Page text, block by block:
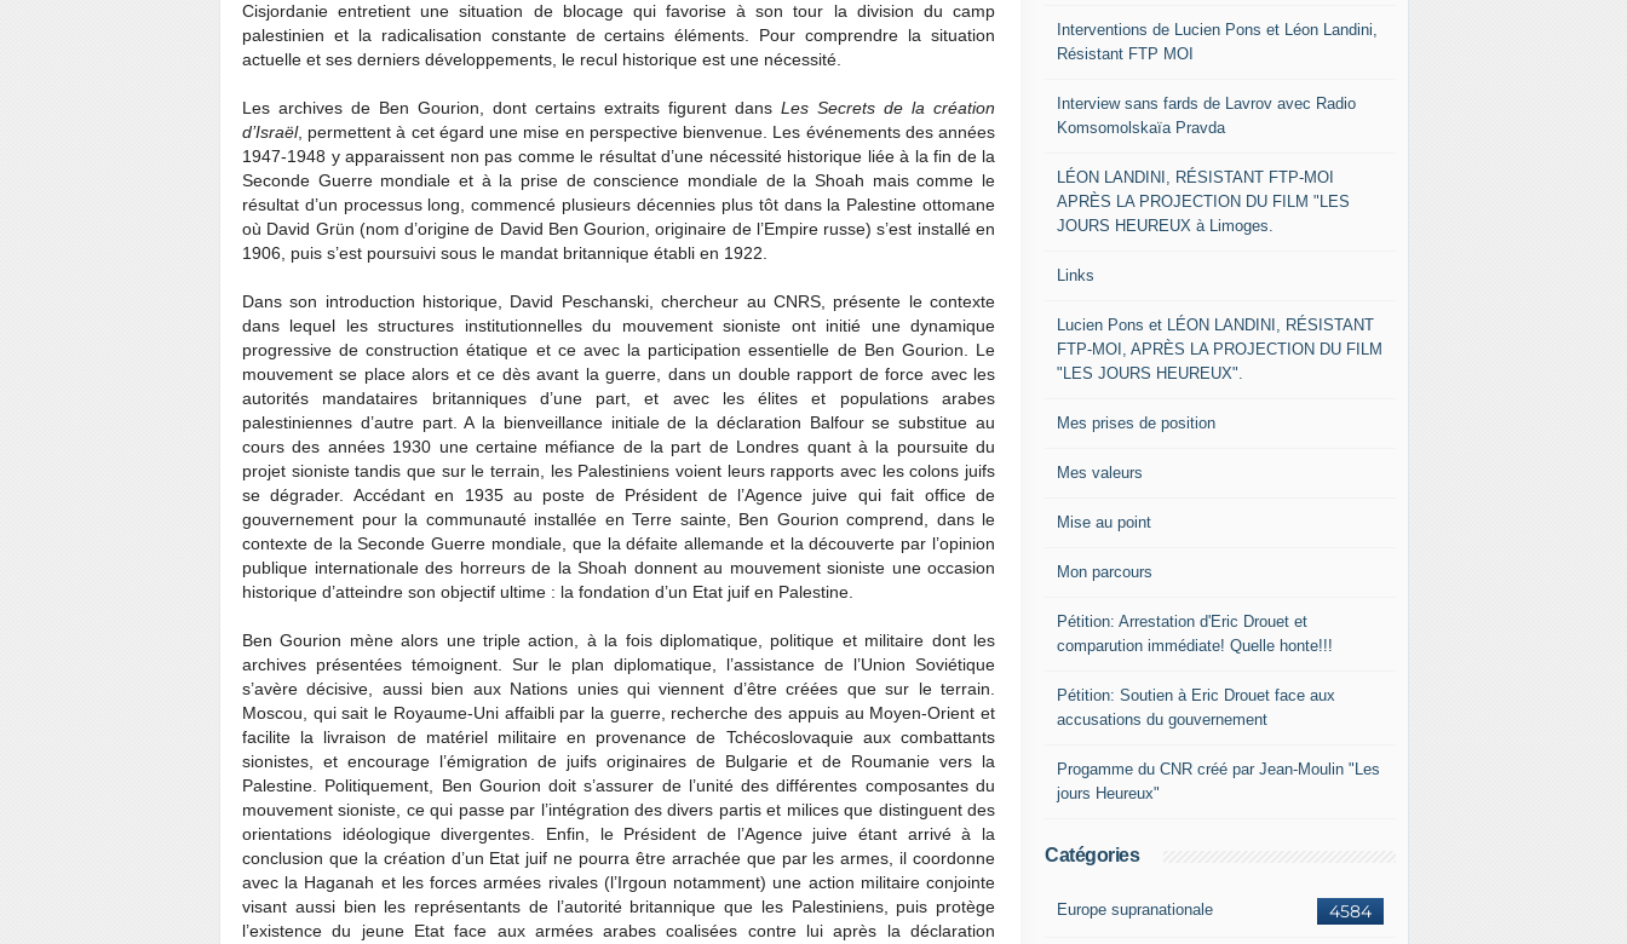
Cisjordanie entretient une situation de blocage qui favorise à son tour la division du camp
palestinien et la radicalisation constante de certains éléments. Pour comprendre la situation
actuelle et ses derniers développements, le recul historique est une nécessité.
Les archives de Ben Gourion, dont certains extraits figurent dans Les Secrets de la création
d’Israël, permettent à cet égard une mise en perspective bienvenue. Les événements des années
1947-1948 y apparaissent non pas comme le résultat d’une nécessité historique liée à la fin de la
Seconde Guerre mondiale et à la prise de conscience mondiale de la Shoah mais comme le
résultat d’un processus long, commencé plusieurs décennies plus tôt dans la Palestine ottomane
où David Grün (nom d’origine de David Ben Gourion, originaire de l’Empire russe) s’est installé en
1906, puis s’est poursuivi sous le mandat britannique établi en 1922.
Dans son introduction historique, David Peschanski, chercheur au CNRS, présente le contexte
dans lequel les structures institutionnelles du mouvement sioniste ont initié une dynamique
progressive de construction étatique et ce avec la participation essentielle de Ben Gourion. Le
mouvement se place alors et ce dès avant la guerre, dans un double rapport de force avec les
autorités mandataires britanniques d’une part, et avec les élites et populations arabes
palestiniennes d’autre part. A la bienveillance initiale de la déclaration Balfour se substitue au
cours des années 1930 une certaine méfiance de la part de Londres quant à la poursuite du
projet sioniste tandis que sur le terrain, les Palestiniens voient leurs rapports avec les colons juifs
se dégrader. Accédant en 1935 au poste de Président de l’Agence juive qui fait office de
gouvernement pour la communauté installée en Terre sainte, Ben Gourion comprend, dans le
contexte de la Seconde Guerre mondiale, que la défaite allemande et la découverte par l’opinion
publique internationale des horreurs de la Shoah donnent au mouvement sioniste une occasion
historique d’atteindre son objectif ultime : la fondation d’un Etat juif en Palestine.
Ben Gourion mène alors une triple action, à la fois diplomatique, politique et militaire dont les
archives présentées témoignent. Sur le plan diplomatique, l’assistance de l’Union Soviétique
s’avère décisive, aussi bien aux Nations unies qui viennent d’être créées que sur le terrain.
Moscou, qui sait le Royaume-Uni affaibli par la guerre, recherche des appuis au Moyen-Orient et
facilite la livraison de matériel militaire en provenance de Tchécoslovaquie aux combattants
sionistes, et encourage l’émigration de juifs originaires de Bulgarie et de Roumanie vers la
Palestine. Politiquement, Ben Gourion doit s’assurer de l’unité des différentes composantes du
mouvement sioniste, ce qui passe par l’intégration des divers partis et milices que distinguent des
orientations idéologique divergentes. Enfin, le Président de l’Agence juive étant arrivé à la
conclusion que la création d’un Etat juif ne pourra être arrachée que par les armes, il coordonne
avec la Haganah et les forces armées rivales (l’Irgoun notamment) une action militaire conjointe
visant aussi bien les représentants de l’autorité britannique que les Palestiniens, puis protège
l’existence du jeune Etat face aux armées arabes coalisées contre lui après la déclaration
Interventions de Lucien Pons et Léon Landini,
Résistant FTP MOI
Interview sans fards de Lavrov avec Radio
Komsomolskaïa Pravda
LÉON LANDINI, RÉSISTANT FTP-MOI
APRÈS LA PROJECTION DU FILM "LES
JOURS HEUREUX à Limoges.
Links
Lucien Pons et LÉON LANDINI, RÉSISTANT
FTP-MOI, APRÈS LA PROJECTION DU FILM
"LES JOURS HEUREUX".
Mes prises de position
Mes valeurs
Mise au point
Mon parcours
Pétition: Arrestation d'Eric Drouet et
comparution immédiate! Quelle honte!!!
Pétition: Soutien à Eric Drouet face aux
accusations du gouvernement
Progamme du CNR créé par Jean-Moulin "Les
jours Heureux"
Catégories
4584
Europe supranationale